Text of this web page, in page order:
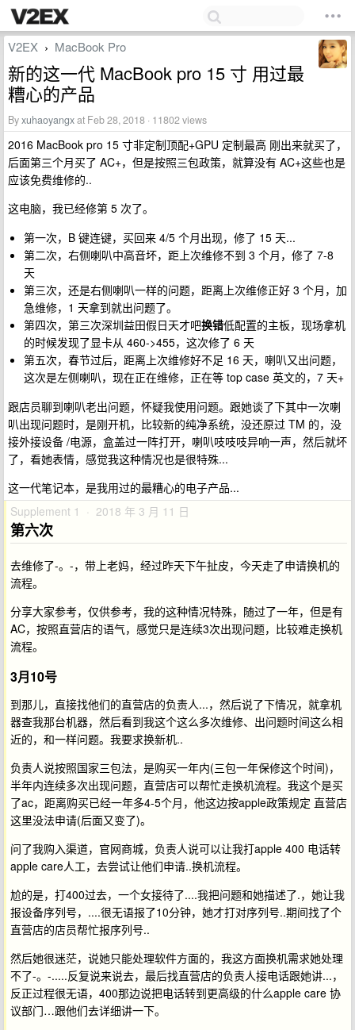
V2EX › MacBook Pro
新的这一代 MacBook pro 15 寸 用过最
糟心的产品
Byxuhaoyangxat Feb 28, 2018 · 11802 views
2016 MacBook pro 15 寸非定制顶配+GPU 定制最高 刚出来就买了，
后面第三个月买了 AC+，但是按照三包政策，就算没有 AC+这些也是
应该免费维修的..
这电脑，我已经修第 5 次了。
第一次，B 键连键，买回来 4/5 个月出现，修了 15 天...
第二次，右侧喇叭中高音坏，距上次维修不到 3 个月，修了 7-8
天
第三次，还是右侧喇叭一样的问题，距离上次维修正好 3 个月，加
急维修，1 天拿到就出问题了。
第四次，第三次深圳益田假日天才吧换错低配置的主板，现场拿机
的时候发现了显卡从 460->455，这次修了 6 天
第五次，春节过后，距离上次维修好不足 16 天，喇叭又出问题，
这次是左侧喇叭，现在正在维修，正在等 top case 英文的，7 天+
跟店员聊到喇叭老出问题，怀疑我使用问题。跟她谈了下其中一次喇
叭出现问题时，是刚开机，比较新的纯净系统，没还原过 TM 的，没
接外接设备 /电源，盒盖过一阵打开，喇叭吱吱吱异响一声，然后就坏
了，看她表情，感觉我这种情况也是很特殊...
这一代笔记本，是我用过的最糟心的电子产品...
Supplement 1 · 2018 年 3 月 11 日
第六次
去维修了-。-，带上老妈，经过昨天下午扯皮，今天走了申请换机的
流程。
分享大家参考，仅供参考，我的这种情况特殊，随过了一年，但是有
AC，按照直营店的语气，感觉只是连续3次出现问题，比较难走换机
流程。
3月10号
到那儿，直接找他们的直营店的负责人...，然后说了下情况，就拿机
器查我那台机器，然后看到我这个这么多次维修、出问题时间这么相
近的，和一样问题。我要求换新机..
负责人说按照国家三包法，是购买一年内(三包一年保修这个时间)，
半年内连续多次出现问题，直营店可以帮忙走换机流程。我这个是买
了ac，距离购买已经一年多4-5个月，他这边按apple政策规定 直营店
这里没法申请(后面又变了)。
问了我购入渠道，官网商城，负责人说可以让我打apple 400 电话转
apple care人工，去尝试让他们申请..换机流程。
尬的是，打400过去，一个女接待了....我把问题和她描述了.，她让我
报设备序列号，....很无语报了10分钟，她才打对序列号..期间找了个
直营店的店员帮忙报序列号..
然后她很迷茫，说她只能处理软件方面的，我这方面换机需求她处理
不了-。-.....反复说来说去，最后找直营店的负责人接电话跟她讲...，
反正过程很无语，400那边说把电话转到更高级的什么apple care 协
议部门…跟他们去详细讲一下。